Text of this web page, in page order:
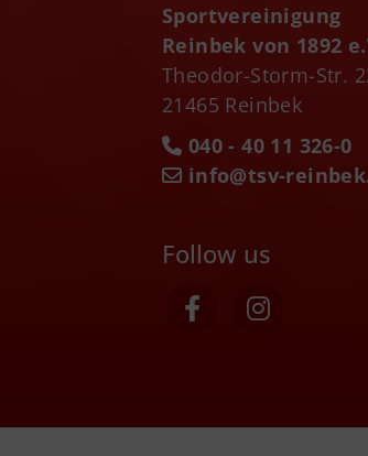
Sportvereinigung
Reinbek von 1892
Theodor-Storm-Str.
21465 Reinbek
040 - 40 11 326-0
info@tsv-
Follow us